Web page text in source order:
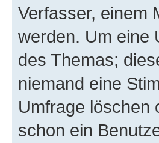
Verfasser, einem
werden. Um eine
des Themas;
niemand eine
Umfrage löschen
schon ein